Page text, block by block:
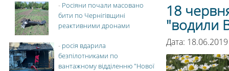
18
"водили
Дата:
- Росіяни почали масовано
бити по Чернігівщині
реактивними дронами
- росія вдарила
безпілотниками по
вантажному відділенню "Нової